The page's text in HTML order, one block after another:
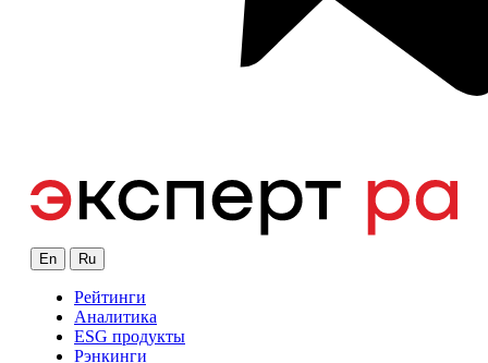
En Ru
Рейтинги
Аналитика
ESG продукты
Рэнкинги